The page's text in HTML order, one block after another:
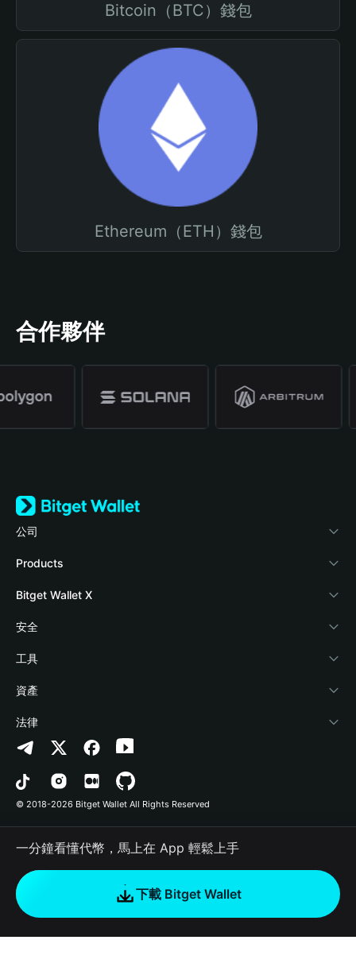
Bitcoin（BTC）錢包
Ethereum（ETH）錢包
合作夥伴
公司
關於 Bitget Wallet
部落格
學院
加密資訊
幫助中心
‌聯繫我們
品牌資源
工作機會
Products
Crypto Card
Stablecoin Earn
Payfi Crypto
Crypto Swap API
Altcoin Season Index
Prediction Markets
DApp
RWA
如何購買加密貨幣
Bitget Wallet X
開發者文件
連接錢包
Bitget Wallet Pay
合作上架
安全
風險保障基金
安全防護技術
工具
快捷買幣
授權檢測
合約檢測
批次轉帳
資產
Arbitrum
Avalanche
Bitcoin
Polygon
法律
隱私協議
用戶使用協議
© 2018-2026 Bitget Wallet All Rights Reserved
一分鐘看懂代幣，馬上在 App 輕鬆上手
下載 Bitget Wallet